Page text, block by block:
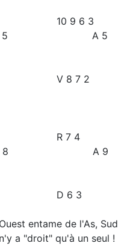
6 3
6 5 A 5
7 2
4
9 8 A 9
3
entame de l'As, Sud
a "droit" qu'à un seul !